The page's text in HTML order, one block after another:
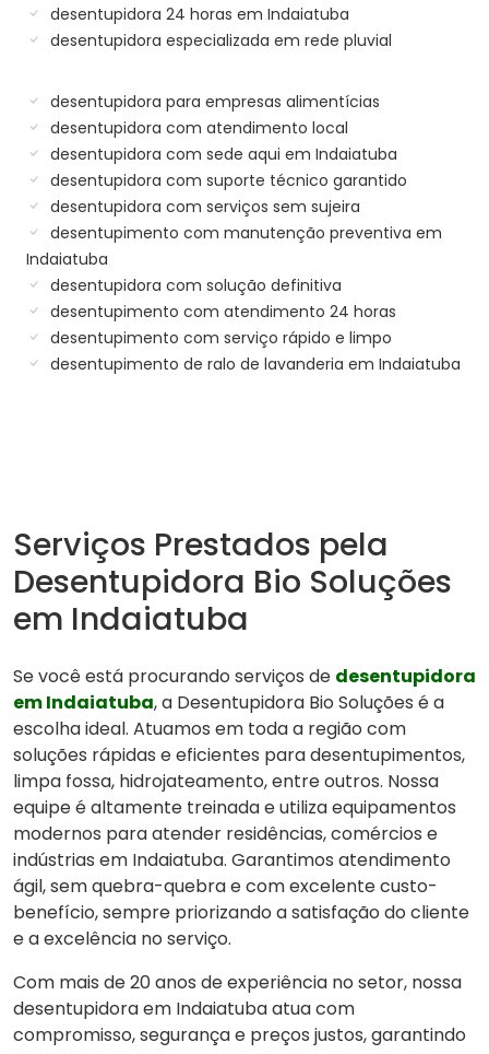
desentupidora 24 horas em Indaiatuba
desentupidora especializada em rede pluvial
desentupidora para empresas alimentícias
desentupidora com atendimento local
desentupidora com sede aqui em Indaiatuba
desentupidora com suporte técnico garantido
desentupidora com serviços sem sujeira
desentupimento com manutenção preventiva em
Indaiatuba
desentupidora com solução definitiva
desentupimento com atendimento 24 horas
desentupimento com serviço rápido e limpo
desentupimento de ralo de lavanderia em Indaiatuba
Serviços Prestados pela
Desentupidora Bio Soluções
em Indaiatuba
Se você está procurando serviços de desentupidora
em Indaiatuba, a Desentupidora Bio Soluções é a
escolha ideal. Atuamos em toda a região com
soluções rápidas e eficientes para desentupimentos,
limpa fossa, hidrojateamento, entre outros. Nossa
equipe é altamente treinada e utiliza equipamentos
modernos para atender residências, comércios e
indústrias em Indaiatuba. Garantimos atendimento
ágil, sem quebra-quebra e com excelente custo-
benefício, sempre priorizando a satisfação do cliente
e a excelência no serviço.
Com mais de 20 anos de experiência no setor, nossa
desentupidora em Indaiatuba atua com
compromisso, segurança e preços justos, garantindo